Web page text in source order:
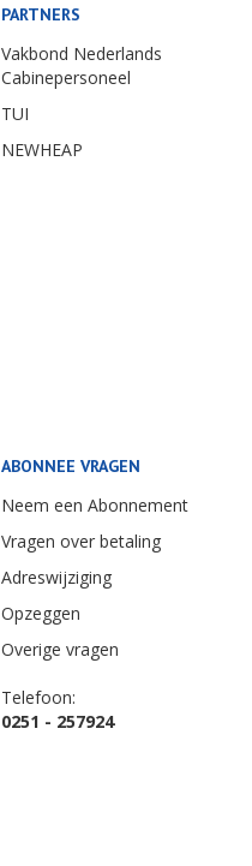
PARTNERS
Vakbond Nederlands
Cabinepersoneel
TUI
NEWHEAP
ABONNEE VRAGEN
Neem een Abonnement
Vragen over betaling
Adreswijziging
Opzeggen
Overige vragen
Telefoon:
0251 - 257924